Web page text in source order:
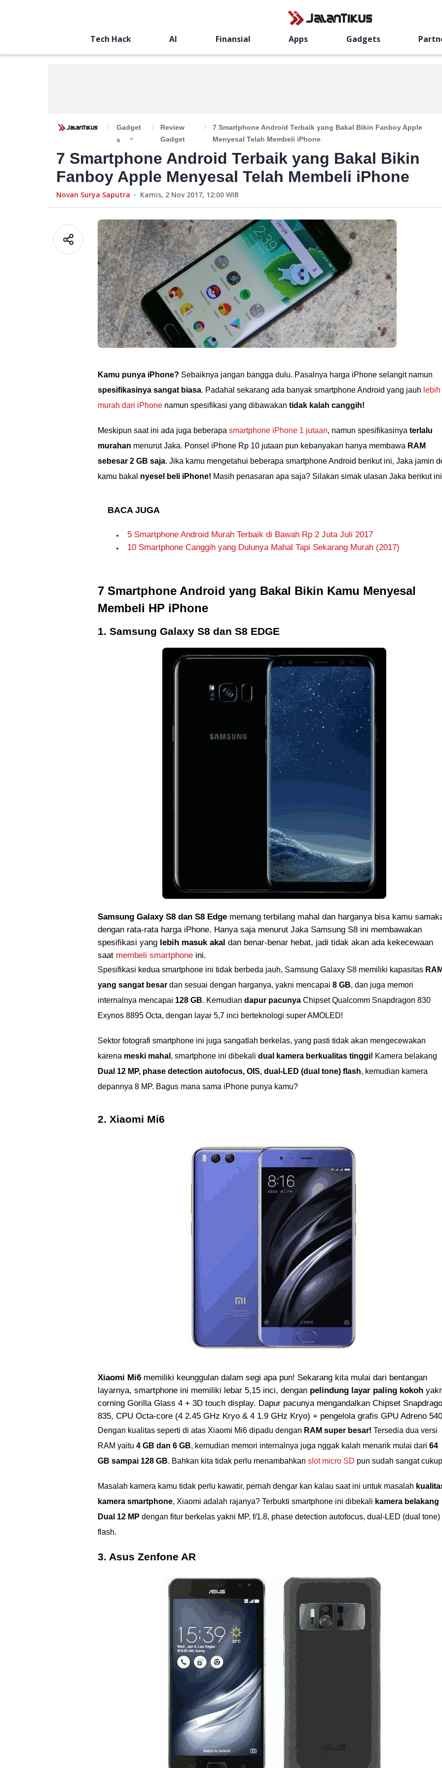
Tech Hack AI Finansial Apps Gadgets
Gadget
S
Review
Gadget
7 Smartphone Android Terbaik yang Bakal Bikin Fanboy Apple
Menyesal Telah Membeli iPhone
7 Smartphone Android Terbaik yang Bakal Bikin
Fanboy Apple Menyesal Telah Membeli iPhone
Novan Surya Saputra Kamis, 2 Nov 2017, 12:00 WIB
Kamu punya iPhone? Sebaiknya jangan bangga dulu. Pasalnya harga iPhone selangit namun
spesifikasinya sangat biasa. Padahal sekarang ada banyak smartphone Android yang jauh lebih
murah dari iPhone namun spesifikasi yang dibawakan tidak kalah canggih!
Meskipun saat ini ada juga beberapa smartphone iPhone 1 jutaan, namun spesifikasinya terlalu
murahan menurut Jaka. Ponsel iPhone Rp 10 jutaan pun kebanyakan hanya membawa RAM
sebesar 2 GB saja. Jika kamu mengetahui beberapa smartphone Android berikut ini, Jaka jamin
kamu bakal nyesel beli iPhone! Masih penasaran apa saja? Silakan simak ulasan Jaka berikut
BACA JUGA
5 Smartphone Android Murah Terbaik di Bawah Rp 2 Juta Juli 2017
10 Smartphone Canggih yang Dulunya Mahal Tapi Sekarang Murah (2017)
7 Smartphone Android yang Bakal Bikin Kamu Menyesal
Membeli HP iPhone
1. Samsung Galaxy S8 dan S8 EDGE
Samsung Galaxy S8 dan S8 Edge memang terbilang mahal dan harganya bisa kamu
dengan rata-rata harga iPhone. Hanya saja menurut Jaka Samsung S8 ini membawakan
spesifikasi yang lebih masuk akal dan benar-benar hebat, jadi tidak akan ada kekecewaan
saat membeli smartphone ini.
Spesifikasi kedua smartphone ini tidak berbeda jauh, Samsung Galaxy S8 memiliki kapasitas
yang sangat besar dan sesuai dengan harganya, yakni mencapai 8 GB, dan juga memori
internalnya mencapai 128 GB. Kemudian dapur pacunya Chipset Qualcomm Snapdragon 830
Exynos 8895 Octa, dengan layar 5,7 inci berteknologi super AMOLED!
Sektor fotografi smartphone ini juga sangatlah berkelas, yang pasti tidak akan mengecewakan
karena meski mahal , smartphone ini dibekali dual kamera berkualitas tinggi! Kamera belakang
Dual 12 MP, phase detection autofocus, OIS, dual-LED (dual tone) flash, kemudian kamera
depannya 8 MP. Bagus mana sama iPhone punya kamu?
2. Xiaomi Mi6
Xiaomi Mi6 memiliki keunggulan dalam segi apa pun! Sekarang kita mulai dari bentangan
layarnya, smartphone ini memiliki lebar 5,15 inci, dengan pelindung layar paling kokoh
corning Gorilla Glass 4 + 3D touch display. Dapur pacunya mengandalkan Chipset
835, CPU Octa-core (4 2.45 GHz Kryo & 4 1.9 GHz Kryo) + pengelola grafis GPU Adreno
Dengan kualitas seperti di atas Xiaomi Mi6 dipadu dengan RAM super besar! Tersedia dua versi
RAM yaitu 4 GB dan 6 GB, kemudian memori internalnya juga nggak kalah menarik mulai dari 64
GB sampai 128 GB. Bahkan kita tidak perlu menambahkan slot micro SD pun sudah sangat
Masalah kamera kamu tidak perlu kawatir, pernah dengar kan kalau saat ini untuk masalah
kamera smartphone, Xiaomi adalah rajanya? Terbukti smartphone ini dibekali kamera belakang
Dual 12 MP dengan fitur berkelas yakni MP, f/1.8, phase detection autofocus, dual-LED (dual tone)
flash.
3. Asus Zenfone AR